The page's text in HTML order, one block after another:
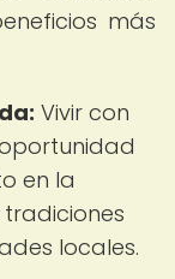
más
Vivir con
en la
locales.